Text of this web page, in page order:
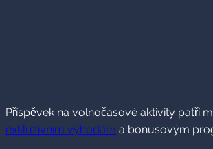
Příspěvek na volnočasové aktivity patří
exkluzivním výhodám a bonusovým